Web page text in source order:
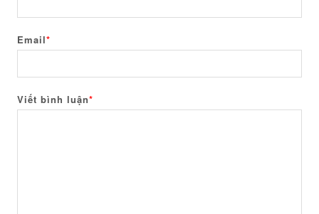
Email*
Viết bình luận*